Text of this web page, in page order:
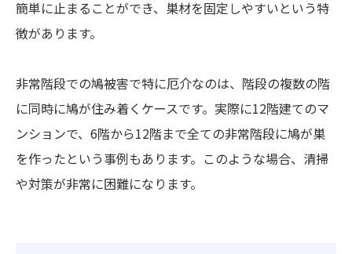
簡単に止まることができ、巣材を固定しやすいという特
徴があります。
非常階段での鳩被害で特に厄介なのは、階段の複数の階
に同時に鳩が住み着くケースです。実際に12階建てのマ
ンションで、6階から12階まで全ての非常階段に鳩が巣
を作ったという事例もあります。このような場合、清掃
や対策が非常に困難になります。